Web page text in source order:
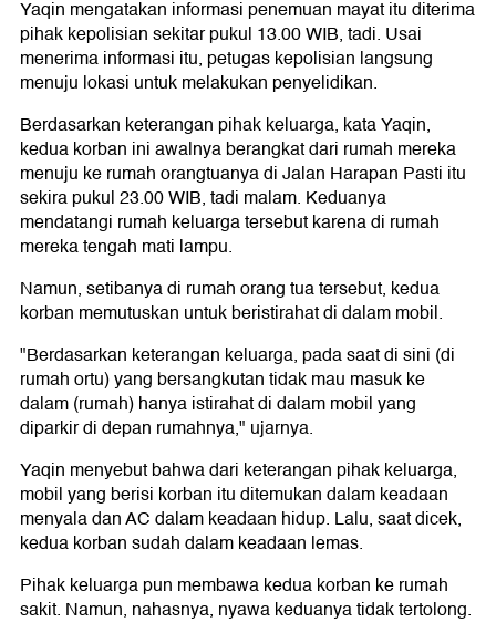
Yaqin mengatakan informasi penemuan mayat itu diterima
pihak kepolisian sekitar pukul 13.00 WIB, tadi. Usai
menerima informasi itu, petugas kepolisian langsung
menuju lokasi untuk melakukan penyelidikan.
Berdasarkan keterangan pihak keluarga, kata Yaqin,
kedua korban ini awalnya berangkat dari rumah mereka
menuju ke rumah orangtuanya di Jalan Harapan Pasti itu
sekira pukul 23.00 WIB, tadi malam. Keduanya
mendatangi rumah keluarga tersebut karena di rumah
mereka tengah mati lampu.
Namun, setibanya di rumah orang tua tersebut, kedua
korban memutuskan untuk beristirahat di dalam mobil.
"Berdasarkan keterangan keluarga, pada saat di sini (di
rumah ortu) yang bersangkutan tidak mau masuk ke
dalam (rumah) hanya istirahat di dalam mobil yang
diparkir di depan rumahnya," ujarnya.
Yaqin menyebut bahwa dari keterangan pihak keluarga,
mobil yang berisi korban itu ditemukan dalam keadaan
menyala dan AC dalam keadaan hidup. Lalu, saat dicek,
kedua korban sudah dalam keadaan lemas.
Pihak keluarga pun membawa kedua korban ke rumah
sakit. Namun, nahasnya, nyawa keduanya tidak tertolong.